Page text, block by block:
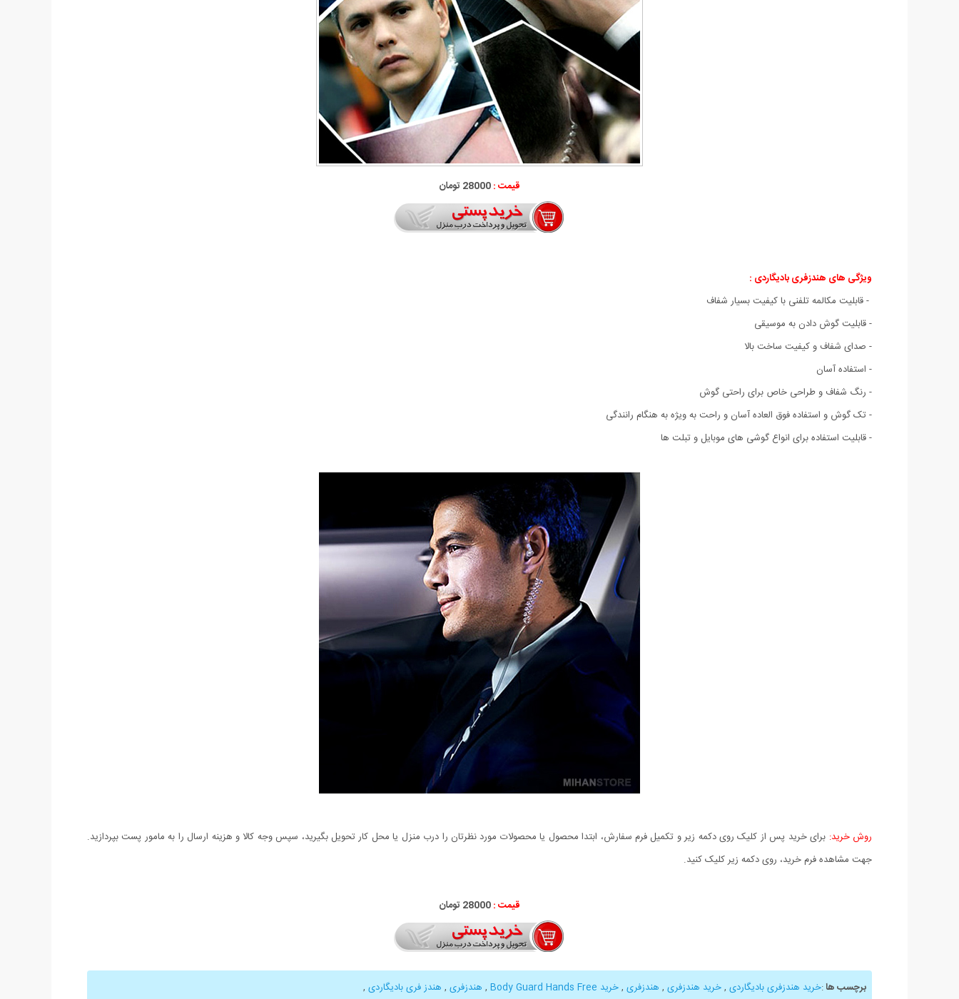
قیمت :28000 تومان
ویژگی های هندزفری بادیگاردی :
- قابلیت مکالمه تلفنی با کیفیت بسیار شفاف
- قابلیت گوش دادن به موسیقی
- صدای شفاف و کیفیت ساخت بالا
- استفاده آسان
- رنگ شفاف و طراحی خاص برای راحتی گوش
- تک گوش و استفاده فوق العاده آسان و راحت به ویژه به هنگام رانندگی
- قابلیت استفاده برای انواع گوشی های موبایل و تبلت ها
روش خرید: برای خرید پس از کلیک روی دکمه زیر و تکمیل فرم سفارش، ابتدا محصول یا محصولات مورد نظرتان را درب منزل یا محل کار تحویل بگیرید، سپس وجه کالا و هزینه ارسال را به مامور پست بپردازید.
جهت مشاهده فرم خرید، روی دکمه زیر کلیک کنید.
قیمت :28000 تومان
برچسب ها:خرید هندزفری بادیگاردی ,خرید هندزفری , هندزفری ,خرید Body Guard Hands Free , هندزفری , هندز فری بادیگاردی ,